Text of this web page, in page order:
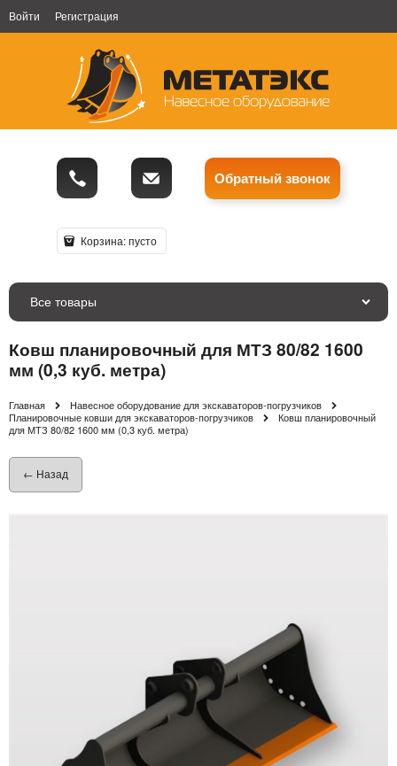
Войти Регистрация
Обратный звонок
Корзина:пусто
Все товары
Ковш планировочный для МТЗ 80/82 1600
мм (0,3 куб. метра)
Главная
Навесное оборудование для экскаваторов-погрузчиков
Планировочные ковши для экскаваторов-погрузчиков
Ковш планировочный
для МТЗ 80/82 1600 мм (0,3 куб. метра)
← Назад